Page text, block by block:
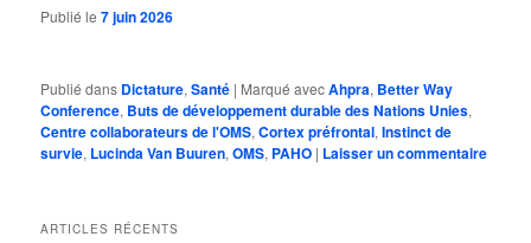
Publié le7 juin 2026
Publié dans Dictature,Santé | Marqué avecAhpra, Better Way
Conference, Buts de développement durable des Nations Unies,
Centre collaborateurs de l'OMS,Cortex préfrontal,Instinct de
survie, Lucinda Van Buuren,OMS, PAHO | Laisser un commentaire
ARTICLES RÉCENTS